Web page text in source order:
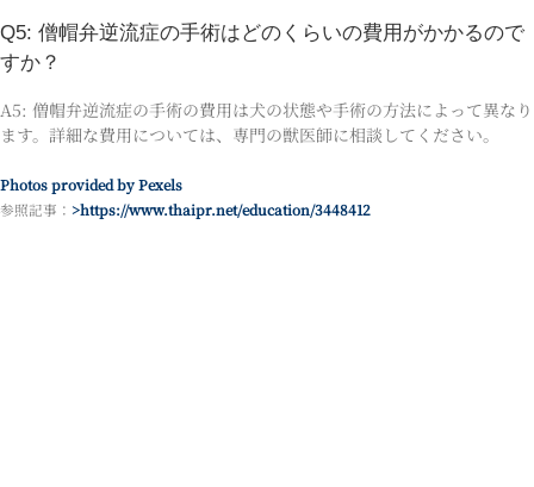
Q5: 僧帽弁逆流症の手術はどのくらいの費用がかかるので
すか？
A5: 僧帽弁逆流症の手術の費用は犬の状態や手術の方法によって異なり
ます。詳細な費用については、専門の獣医師に相談してください。
Photos provided by Pexels
参照記事： >https://www.thaipr.net/education/3448412